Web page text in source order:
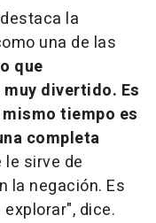
destaca la
una de las
que
divertido. Es
tiempo es
completa
le sirve de
la negación. Es
dice.